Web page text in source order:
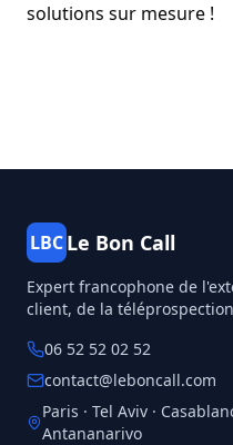
solutions sur mesure !
LBCLe Bon Call
Expert francophone de
client, de la
06 52 52 02 52
contact@leboncall.com
Paris · Tel Aviv ·
Antananarivo